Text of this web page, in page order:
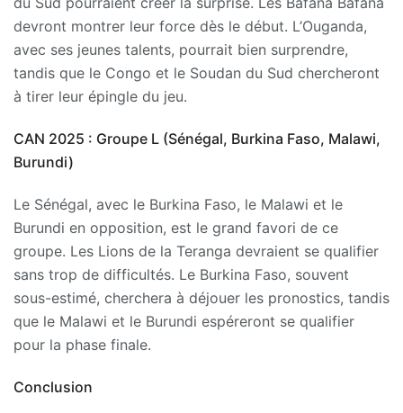
devront montrer leur force dès le début. L’Ouganda,
avec ses jeunes talents, pourrait bien surprendre,
tandis que le Congo et le Soudan du Sud chercheront
à tirer leur épingle du jeu.
CAN 2025 : Groupe L (Sénégal, Burkina Faso, Malawi,
Burundi)
Le Sénégal, avec le Burkina Faso, le Malawi et le
Burundi en opposition, est le grand favori de ce
groupe. Les Lions de la Teranga devraient se qualifier
sans trop de difficultés. Le Burkina Faso, souvent
sous-estimé, cherchera à déjouer les pronostics, tandis
que le Malawi et le Burundi espéreront se qualifier
pour la phase finale.
Conclusion